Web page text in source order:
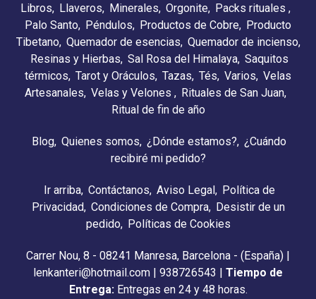
Libros
Llaveros Minerales Orgonite Packs rituales
Palo Santo Péndulos Productos de Cobre Producto
Tibetano Quemador de esencias Quemador de incienso
Resinas y Hierbas Sal Rosa del Himalaya Saquitos
térmicos Tarot y Oráculos Tazas Tés Varios Velas
Artesanales Velas y Velones
Rituales de San Juan
Ritual de fin de año
Blog Quienes somos ¿Dónde estamos?
¿Cuándo
recibiré mi pedido?
Ir arriba Contáctanos Aviso Legal
Política de
Privacidad Condiciones de Compra
Desistir de un
pedido
Políticas de Cookies
Carrer Nou, 8 - 08241 Manresa, Barcelona - (España) |
lenkanteri@hotmail.com | 938726543 | Tiempo de
Entrega: Entregas en 24 y 48 horas.